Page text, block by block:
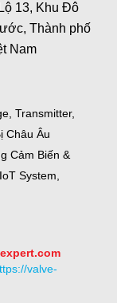
13, Khu Đô
Thành phố
Nam
Transmitter,
Châu Âu
Cảm Biến &
System,
valve-